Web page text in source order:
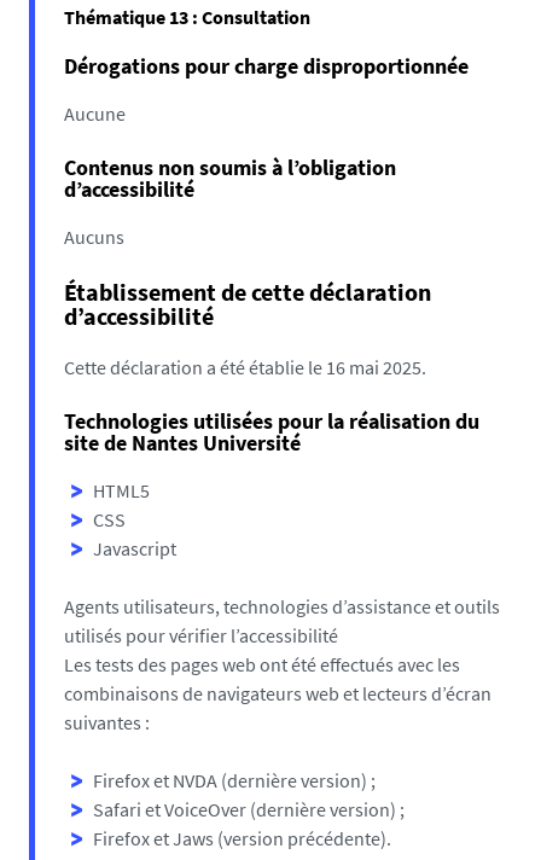
Thématique 13 : Consultation
Dérogations pour charge disproportionnée
Aucune
Contenus non soumis à l’obligation
d’accessibilité
Aucuns
Établissement de cette déclaration
d’accessibilité
Cette déclaration a été établie le 16 mai 2025.
Technologies utilisées pour la réalisation du
site de Nantes Université
HTML5
CSS
Javascript
Agents utilisateurs, technologies d’assistance et outils
utilisés pour vérifier l’accessibilité
Les tests des pages web ont été effectués avec les
combinaisons de navigateurs web et lecteurs d’écran
suivantes :
Firefox et NVDA (dernière version) ;
Safari et VoiceOver (dernière version) ;
Firefox et Jaws (version précédente).